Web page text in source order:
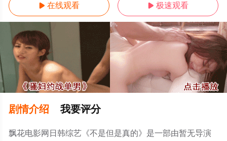
 在线观看  极速观看
剧情介绍 我要评分
飘花电影网日韩综艺《不是但是真的》是一部由暂无导演